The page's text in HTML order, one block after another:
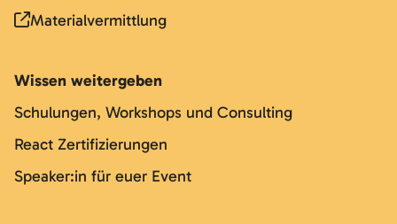
Materialvermittlung
Wissen weitergeben
Schulungen, Workshops und Consulting
React Zertifizierungen
Speaker:in für euer Event